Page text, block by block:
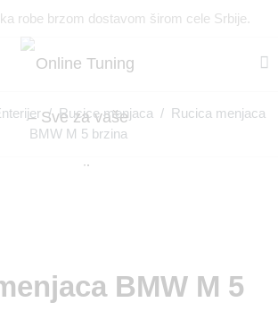
robe brzom dostavom širom cele Srbije.
/Rucice menjaca / Rucica menjaca
BMW M 5 brzina
BMW M 5